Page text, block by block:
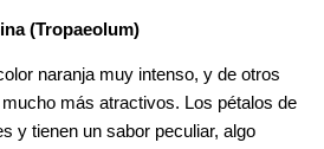
(Tropaeolum)
naranja muy intenso, y de otros
más atractivos. Los pétalos de
y tienen un sabor peculiar, algo